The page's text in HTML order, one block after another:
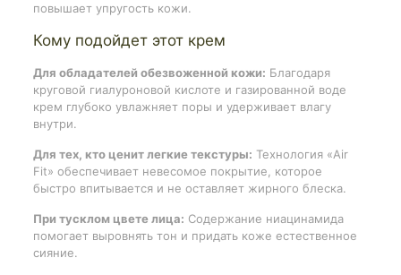
повышает упругость кожи.
Кому подойдет этот крем
Для обладателей обезвоженной кожи: Благодаря
круговой гиалуроновой кислоте и газированной воде
крем глубоко увлажняет поры и удерживает влагу
внутри.
Для тех, кто ценит легкие текстуры: Технология «Air
Fit» обеспечивает невесомое покрытие, которое
быстро впитывается и не оставляет жирного блеска.
При тусклом цвете лица: Содержание ниацинамида
помогает выровнять тон и придать коже естественное
сияние.